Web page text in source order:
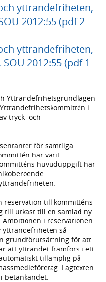
yttrandefriheten,
2012:55 (pdf 2
yttrandefriheten,
2012:55 (pdf 1
Yttrandefrihetsgrundlagen
i
tryck- och
för samtliga
har varit
huvuduppgift har
reservation till kommitténs
till utkast till en samlad ny
Ambitionen i reservationen
yttrandefriheten så
grundförutsättning för att
att yttrandet framförs i ett
tillämplig på
Lagtexten
betänkandet.